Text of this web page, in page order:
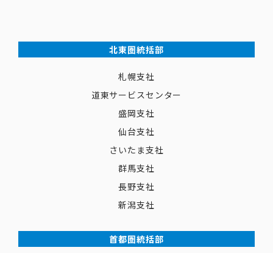
北東圏統括部
札幌支社
道東サービスセンター
盛岡支社
仙台支社
さいたま支社
群馬支社
長野支社
新潟支社
首都圏統括部